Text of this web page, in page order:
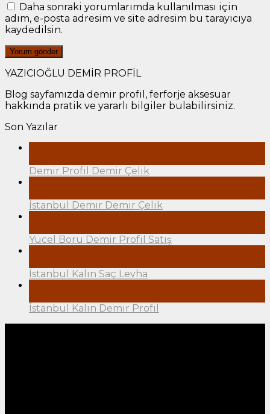
Daha sonraki yorumlarımda kullanılması için
adım, e-posta adresim ve site adresim bu tarayıcıya
kaydedilsin.
YAZICIOĞLU DEMİR PROFİL
Blog sayfamızda demir profil, ferforje aksesuar
hakkında pratik ve yararlı bilgiler bulabilirsiniz.
Son Yazılar
Demir Profil Demir Çelik
İstanbul Demir Demir Çelik
Yücel Boru Demir Profil Satış
İstanbul Kalın Saç Levha
İstanbul Kalın Demir Profil